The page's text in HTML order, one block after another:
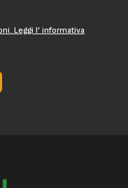
Leggi l' informativa